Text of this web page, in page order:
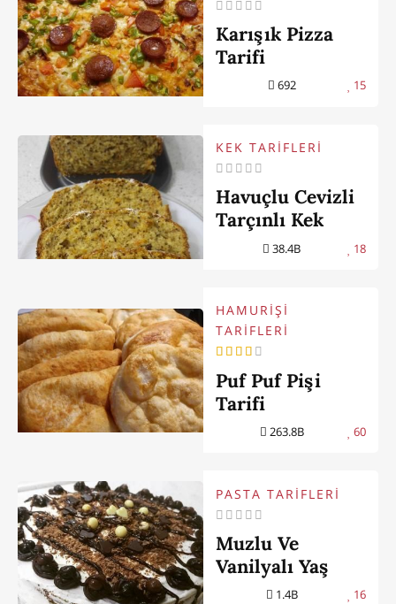
Karışık Pizza
Tarifi
692 15
KEK TARİFLERİ
Havuçlu Cevizli
Tarçınlı Kek
38.4B 18
HAMURİŞİ
TARİFLERİ
Puf Puf Pişi
Tarifi
263.8B 60
PASTA TARİFLERİ
Muzlu Ve
Vanilyalı Yaş
1.4B 16